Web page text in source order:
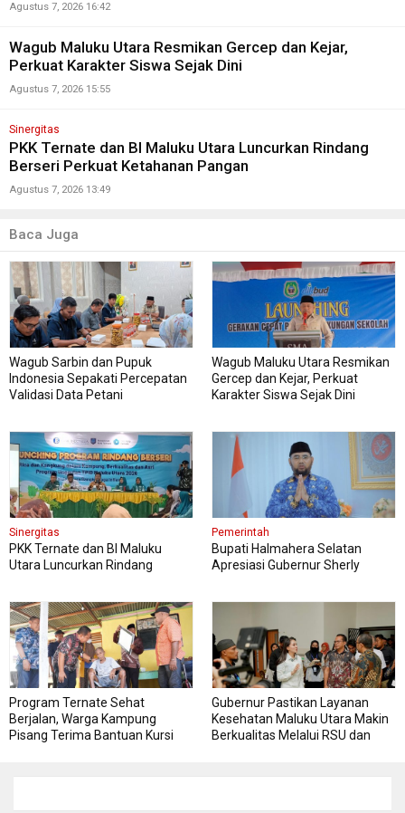
Agustus 7, 2026 16:42
Wagub Maluku Utara Resmikan Gercep dan Kejar,
Perkuat Karakter Siswa Sejak Dini
Agustus 7, 2026 15:55
Sinergitas
PKK Ternate dan BI Maluku Utara Luncurkan Rindang
Berseri Perkuat Ketahanan Pangan
Agustus 7, 2026 13:49
Baca Juga
Wagub Sarbin dan Pupuk
Indonesia Sepakati Percepatan
Validasi Data Petani
Wagub Maluku Utara Resmikan
Gercep dan Kejar, Perkuat
Karakter Siswa Sejak Dini
Sinergitas
PKK Ternate dan BI Maluku
Utara Luncurkan Rindang
Pemerintah
Bupati Halmahera Selatan
Apresiasi Gubernur Sherly
Program Ternate Sehat
Berjalan, Warga Kampung
Pisang Terima Bantuan Kursi
Gubernur Pastikan Layanan
Kesehatan Maluku Utara Makin
Berkualitas Melalui RSU dan